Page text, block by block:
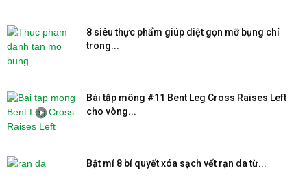
8 siêu thực phẩm giúp diệt gọn mỡ bụng chỉ
trong...
Bài tập mông #11 Bent Leg Cross Raises Left
cho vòng...
Bật mí 8 bí quyết xóa sạch vết rạn da từ...